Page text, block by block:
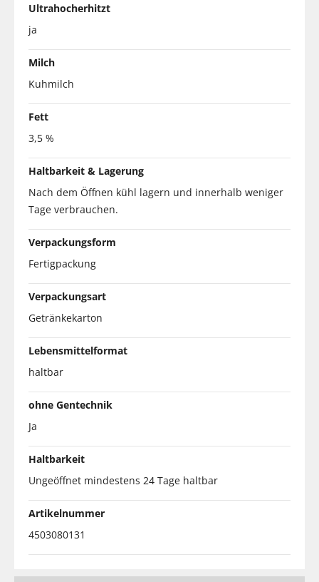
Ultrahocherhitzt
ja
Milch
Kuhmilch
Fett
3,5 %
Haltbarkeit & Lagerung
Nach dem Öffnen kühl lagern und innerhalb weniger
Tage verbrauchen.
Verpackungsform
Fertigpackung
Verpackungsart
Getränkekarton
Lebensmittelformat
haltbar
ohne Gentechnik
Ja
Haltbarkeit
Ungeöffnet mindestens 24 Tage haltbar
Artikelnummer
4503080131